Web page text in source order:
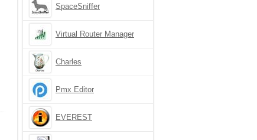
SpaceSniffer
Virtual Router Manager
Charles
Pmx Editor
EVEREST